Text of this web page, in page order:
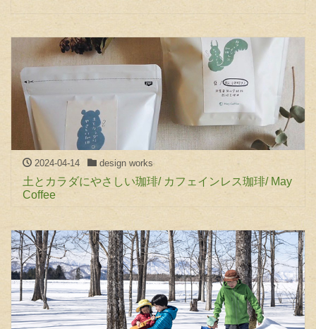
2024-04-14 design works
土とカラダにやさしい珈琲/ カフェインレス珈琲/ May
Coffee